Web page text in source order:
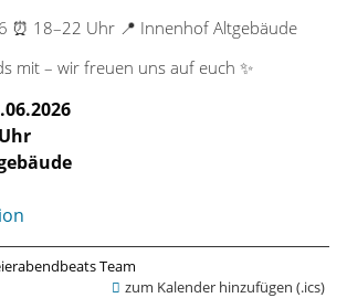
⏰ 18–22 Uhr 📍 Innenhof Altgebäude
mit – wir freuen uns auf euch ✨
Team
zum Kalender hinzufügen (.ics)